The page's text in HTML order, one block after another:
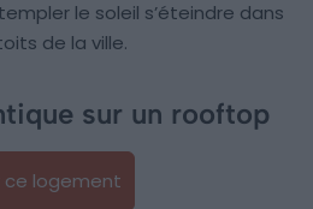
le soleil s’éteindre dans
de la ville.
sur un rooftop
ce logement